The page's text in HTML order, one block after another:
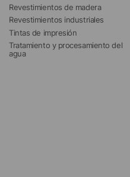
Revestimientos de madera
Revestimientos industriales
Tintas de impresión
Tratamiento y procesamiento del
agua